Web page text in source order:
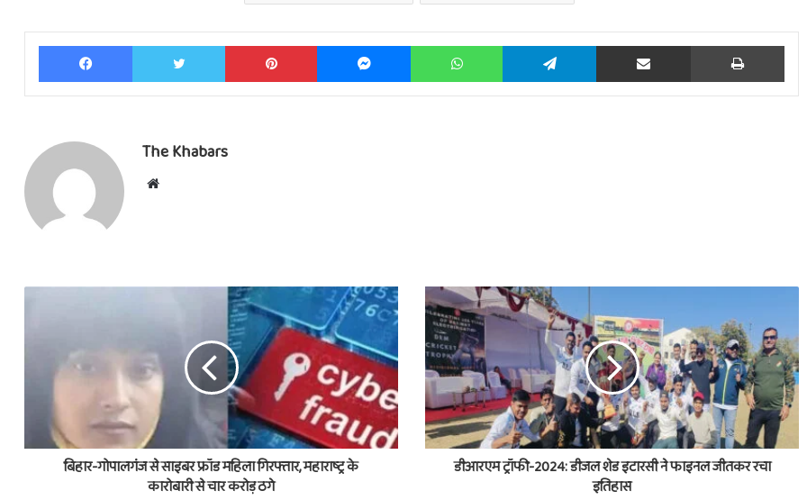
Facebook Twitter Pinterest Messenger WhatsApp Telegram Share via Email Print
The Khabars
Website
बिहार-गोपालगंज से साइबर फ्रॉड महिला गिरफ्तार, महाराष्ट्र के
कारोबारी से चार करोड़ ठगे
डीआरएम ट्रॉफी-2024: डीजल शेड इटारसी ने फाइनल जीतकर रचा
इतिहास